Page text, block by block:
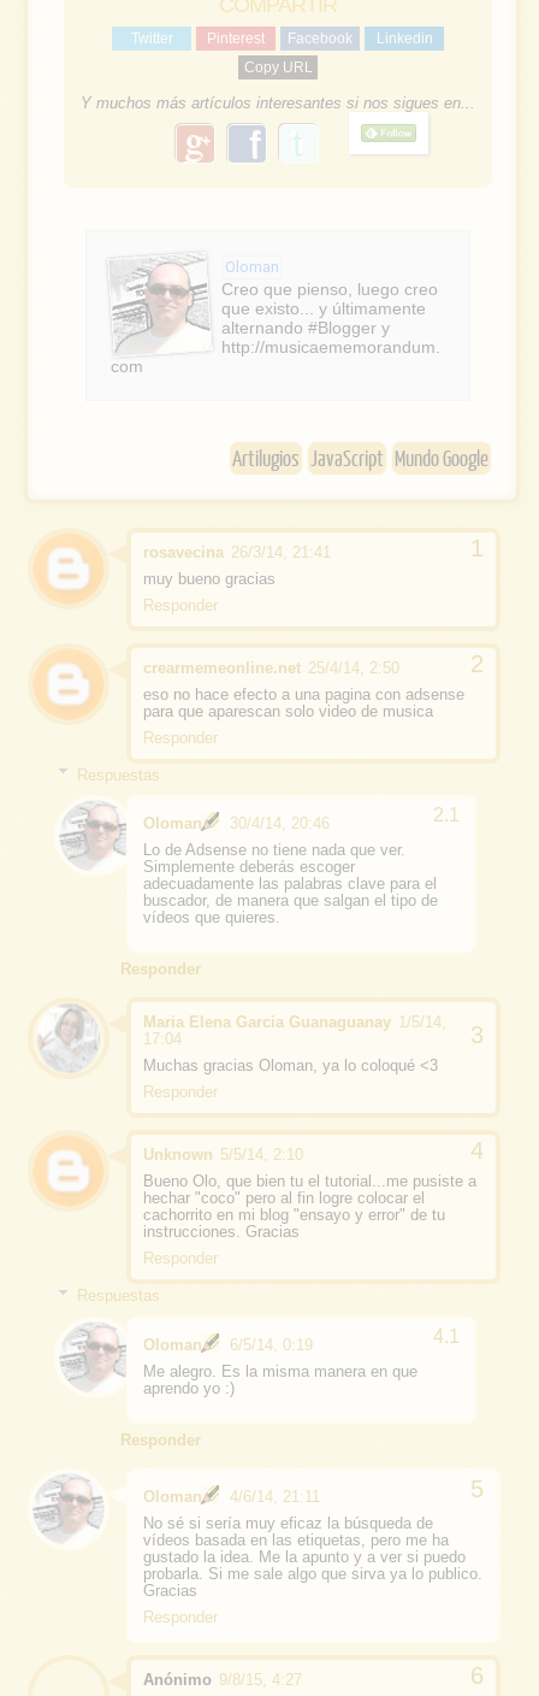
Twitter Pinterest Facebook
Linkedin
Copy URL
Y muchos más artículos interesantes si nos sigues en...
g
o
l
e
f
e
b
o
Oloman
Creo que pienso, luego creo
que existo... y últimamente
alternando #Blogger y
http://musicaememorandum.
com
Artilugios JavaScript Mundo Google
rosavecina 26/3/14, 21:41
muy bueno gracias
Responder
crearmemeonline.net 25/4/14, 2:50
eso no hace efecto a una pagina con adsense
para que aparescan solo video de musica
Responder
Respuestas
Oloman
30/4/14, 20:46
Lo de Adsense no tiene nada que ver.
Simplemente deberás escoger
adecuadamente las palabras clave para el
buscador, de manera que salgan el tipo de
vídeos que quieres.
Responder
Maria Elena Garcia Guanaguanay 1/5/14,
17:04
Muchas gracias Oloman, ya lo coloqué <3
Responder
Unknown 5/5/14, 2:10
Bueno Olo, que bien tu el tutorial...me pusiste a
hechar "coco" pero al fin logre colocar el
cachorrito en mi blog "ensayo y error" de tu
instrucciones. Gracias
Responder
Respuestas
Oloman
6/5/14, 0:19
Me alegro. Es la misma manera en que
aprendo yo :)
Responder
Oloman
4/6/14, 21:11
No sé si sería muy eficaz la búsqueda de
vídeos basada en las etiquetas, pero me ha
gustado la idea. Me la apunto y a ver si puedo
probarla. Si me sale algo que sirva ya lo publico.
Gracias
Responder
Anónimo 9/8/15, 4:27